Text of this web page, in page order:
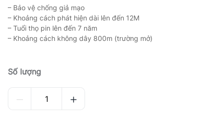
– Bảo vệ chống giả mạo
– Khoảng cách phát hiện dài lên đến 12M
– Tuổi thọ pin lên đến 7 năm
– Khoảng cách không dây 800m (trường mở)
Số lượng